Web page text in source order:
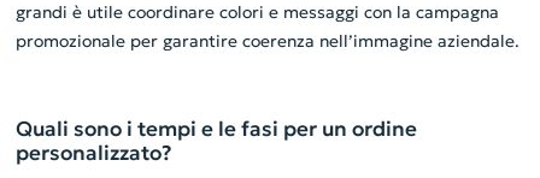
grandi è utile coordinare colori e messaggi con la campagna
promozionale per garantire coerenza nell’immagine aziendale.
Quali sono i tempi e le fasi per un ordine
personalizzato?